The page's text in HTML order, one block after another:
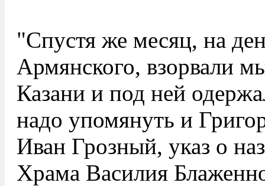
"Спустя же месяц, на
Армянского, взорвали
Казани и под ней
надо упомянуть и
Иван Грозный, указ о
Храма Василия